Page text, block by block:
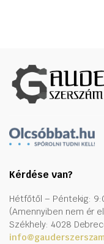
Kérdése van?
Hétfőtől – Péntekig:
(Amennyiben nem ér
Székhely: 4028